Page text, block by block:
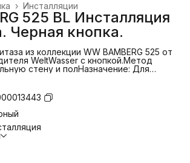
Инсталляции
›
525 BL Инсталляция
Черная кнопка.
из коллекции WW BAMBERG 525 от
WeltWasser с кнопкой.Метод
стену и полНазначение: Для
До 70 мм
20 и 23 смДиаметр слива: 90/110
От конденсационной влаги
и сбоку
Обработка углов: Лазерная
матовая